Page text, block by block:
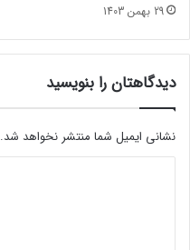
29 بهمن 1403
دیدگاهتان را بنویسید
نشانی ایمیل شما منتشر نخواهد شد.